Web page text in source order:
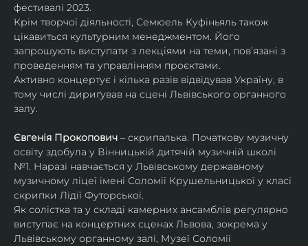
фестивалі 2023.
Крім творчої діяльності, Семюель Куфіньяль також
цікавиться культурним менеджментом. Його
запрошують виступати з лекціями на теми, пов’язані з
проведенням та управлінням проєктами.
Активно концертує і кілька разів відвідував Україну, в
тому числі дириґував на сцені Львівського органного
залу.
Євгенія Прокопович – скрипалька. Початкову музичну
освіту здобула у Вінницькій дитячій музичній школі
№1. Наразі навчається у Львівському державному
музичному ліцеї імені Соломії Крушельницької у класі
скрипки Лідії Футорської.
Як солістка та у складі камерних ансамблів регулярно
виступає на концертних сценах Львова, зокрема у
Львівському органному залі, Музеї Соломії